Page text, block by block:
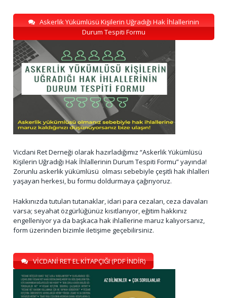
Askerlik Yükümlüsü Kişilerin Uğradığı Hak İhlallerinin
Durum Tespiti Formu
Vicdani Ret Derneği olarak hazırladığımız “Askerlik Yükümlüsü
Kişilerin Uğradığı Hak İhlallerinin Durum Tespiti Formu” yayında!
Zorunlu askerlik yükümlüsü olması sebebiyle çeşitli hak ihlalleri
yaşayan herkesi, bu formu doldurmaya çağırıyoruz.
Hakkınızda tutulan tutanaklar, idari para cezaları, ceza davaları
varsa; seyahat özgürlüğünüz kısıtlanıyor, eğitim hakkınız
engelleniyor ya da başkaca hak ihlallerine maruz kalıyorsanız,
form üzerinden bizimle iletişime geçebilirsiniz.
VİCDANİ RET EL KİTAPÇIĞI (PDF İNDİR)